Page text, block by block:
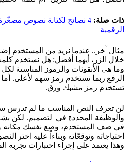
ذات صلة:
4 نصائح لكتابة نصوص
الرقمية
مثال آخر.. عندما نريد من المستخدم
خلال الزر، أيهما أفضل: هل نستخدم
وما هي الأيقونات والرموز المناسبة
الرفع ربما تستخدم رمز سهم لأعلى.
تستخدم رمز مشبك ورق.
لن تعرف النص المناسب ما لم تدرس
والوظيفة المحددة في التصميم. لكن
في صف المستخدم، وضع نفسك مكانه
احتياجاته وتوقعّاته وبناءاً عليه اختر
وهذا يعتمد على إجراء اختبارات تجربة